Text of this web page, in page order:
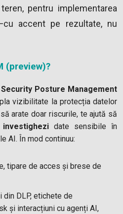
pentru implementarea
accent pe rezultate, nu
(preview)?
Posture Management
vizibilitate la protecția datelor
arate doar riscurile, te ajută să
date sensibile în
AI. În mod continuu:
tipare de acces și brese de
DLP, etichete de
și interacțiuni cu agenți AI,